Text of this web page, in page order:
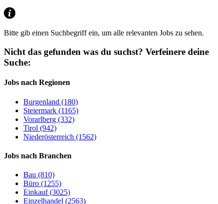
Bitte gib einen Suchbegriff ein, um alle relevanten Jobs zu sehen.
Nicht das gefunden was du suchst? Verfeinere deine
Suche:
Jobs nach Regionen
Burgenland (180)
Steiermark (1165)
Vorarlberg (332)
Tirol (942)
Niederösterreich (1562)
Jobs nach Branchen
Bau (810)
Büro (1255)
Einkauf (3025)
Einzelhandel (2563)